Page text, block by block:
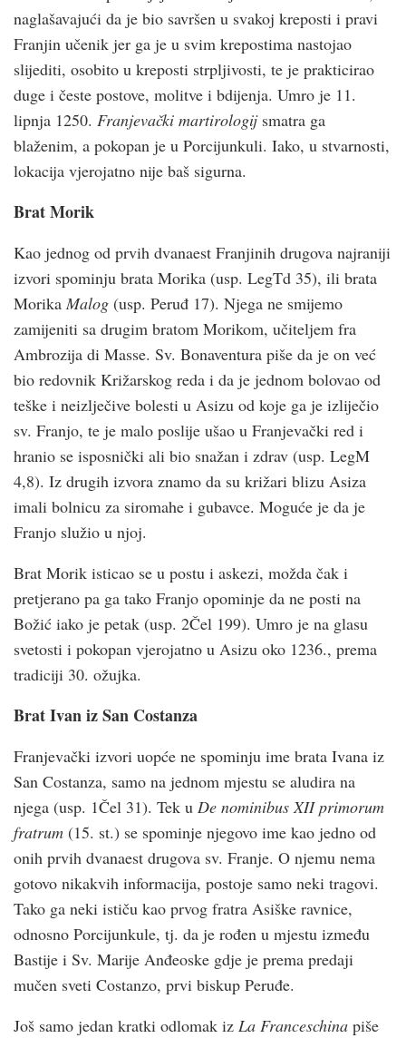
naglašavajući da je bio savršen u svakoj kreposti i pravi
Franjin učenik jer ga je u svim krepostima nastojao
slijediti, osobito u kreposti strpljivosti, te je prakticirao
duge i česte postove, molitve i bdijenja. Umro je 11.
lipnja 1250. Franjevački martirologijsmatra ga
blaženim, a pokopan je u Porcijunkuli. Iako, u stvarnosti,
lokacija vjerojatno nije baš sigurna.
Brat Morik
Kao jednog od prvih dvanaest Franjinih drugova najraniji
izvori spominju brata Morika (usp. LegTd 35), ili brata
Morika Malog (usp. Peruđ 17). Njega ne smijemo
zamijeniti sa drugim bratom Morikom, učiteljem fra
Ambrozija di Masse. Sv. Bonaventura piše da je on već
bio redovnik Križarskog reda i da je jednom bolovao od
teške i neizlječive bolesti u Asizu od koje ga je izliječio
sv. Franjo, te je malo poslije ušao u Franjevački red i
hranio se isposnički ali bio snažan i zdrav (usp. LegM
4,8). Iz drugih izvora znamo da su križari blizu Asiza
imali bolnicu za siromahe i gubavce. Moguće je da je
Franjo služio u njoj.
Brat Morik isticao se u postu i askezi, možda čak i
pretjerano pa ga tako Franjo opominje da ne posti na
Božić iako je petak (usp. 2Čel 199). Umro je na glasu
svetosti i pokopan vjerojatno u Asizu oko 1236., prema
tradiciji 30. ožujka.
Brat Ivan iz San Costanza
Franjevački izvori uopće ne spominju ime brata Ivana iz
San Costanza, samo na jednom mjestu se aludira na
njega (usp. 1Čel 31). Tek u De nominibus XII primorum
fratrum (15. st.) se spominje njegovo ime kao jedno od
onih prvih dvanaest drugova sv. Franje. O njemu nema
gotovo nikakvih informacija, postoje samo neki tragovi.
Tako ga neki ističu kao prvog fratra Asiške ravnice,
odnosno Porcijunkule, tj. da je rođen u mjestu između
Bastije i Sv. Marije Anđeoske gdje je prema predaji
mučen sveti Costanzo, prvi biskup Peruđe.
Još samo jedan kratki odlomak iz La Franceschina piše